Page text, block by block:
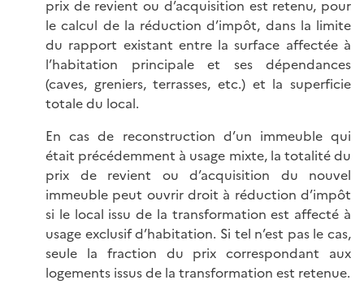
prix de revient ou d’acquisition est retenu, pour
le calcul de la réduction d’impôt, dans la limite
du rapport existant entre la surface affectée à
l’habitation principale et ses dépendances
(caves, greniers, terrasses, etc.) et la superficie
totale du local.
En cas de reconstruction d’un immeuble qui
était précédemment à usage mixte, la totalité du
prix de revient ou d’acquisition du nouvel
immeuble peut ouvrir droit à réduction d’impôt
si le local issu de la transformation est affecté à
usage exclusif d’habitation. Si tel n’est pas le cas,
seule la fraction du prix correspondant aux
logements issus de la transformation est retenue.